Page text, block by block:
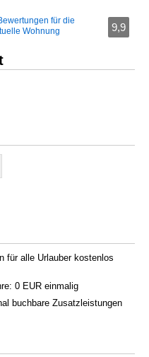
für die
Wohnung
9,9
für alle Urlauber kostenlos
0 EUR einmalig
buchbare Zusatzleistungen